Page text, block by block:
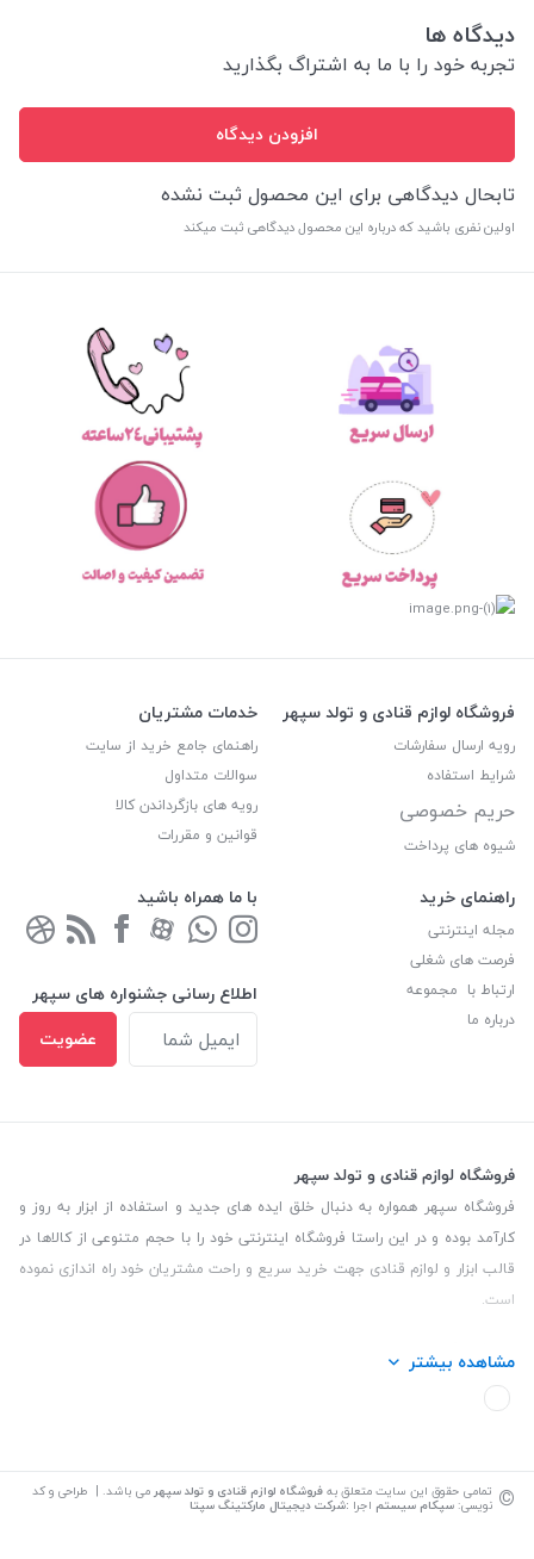
دیدگاه ها
تجربه خود را با ما به اشتراگ بگذارید
افزودن دیدگاه
تابحال دیدگاهی برای این محصول ثبت نشده
اولین نفری باشید که درباره این محصول دیدگاهی ثبت میکند
فروشگاه لوازم قنادی و تولد سپهر
رویه ارسال سفارشات
شرایط استفاده
حریم خصوصی
شیوه های پرداخت
خدمات مشتریان
راهنمای جامع خرید از سایت
سوالات متداول
رویه های بازگرداندن کالا
قوانین و مقررات
راهنمای خرید
مجله اینترنتی
فرصت های شغلی
ارتباط با مجموعه
درباره ما
با ما همراه باشید
اطلاع رسانی جشنواره های سپهر
عضویت
فروشگاه لوازم قنادی و تولد سپهر
فروشگاه سپهر همواره به دنبال خلق ایده های جدید و استفاده از ابزار به روز و
کارآمد بوده و در این راستا فروشگاه اینترنتی خود را با حجم متنوعی از کالاها در
قالب ابزار و لوازم قنادی جهت خرید سریع و راحت مشتریان خود راه اندازی نموده
است.
این فروشگاه تمام تلاش خود را نموده تا کالاهایی با کیفیت و با حداقل قیمت
عرضه نماید.
مشاهده بیشتر
© تمامی حقوق این سایت متعلق بهفروشگاه لوازم قنادی و تولد سپهر می باشد. | طراحی و کد
نویسی: سپکام سیستم اجرا :شرکت دیجیتال مارکتینگ سپتا